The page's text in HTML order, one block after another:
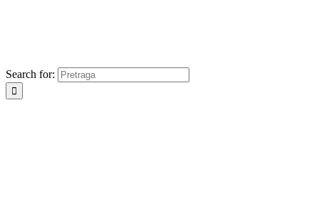
Search for: